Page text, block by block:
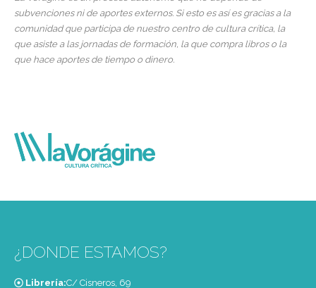
subvenciones ni de aportes externos. Si esto es así es gracias a la
comunidad que participa de nuestro centro de cultura crítica, la
que asiste a las jornadas de formación, la que compra libros o la
que hace aportes de tiempo o dinero.
¿DONDE ESTAMOS?
Librería:C/ Cisneros, 69